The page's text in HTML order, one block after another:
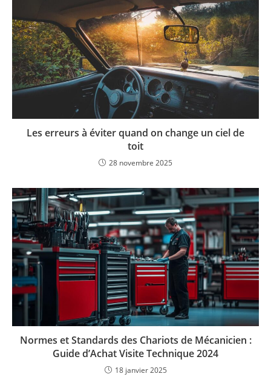
Les erreurs à éviter quand on change un ciel de
toit
28 novembre 2025
Normes et Standards des Chariots de Mécanicien :
Guide d’Achat Visite Technique 2024
18 janvier 2025